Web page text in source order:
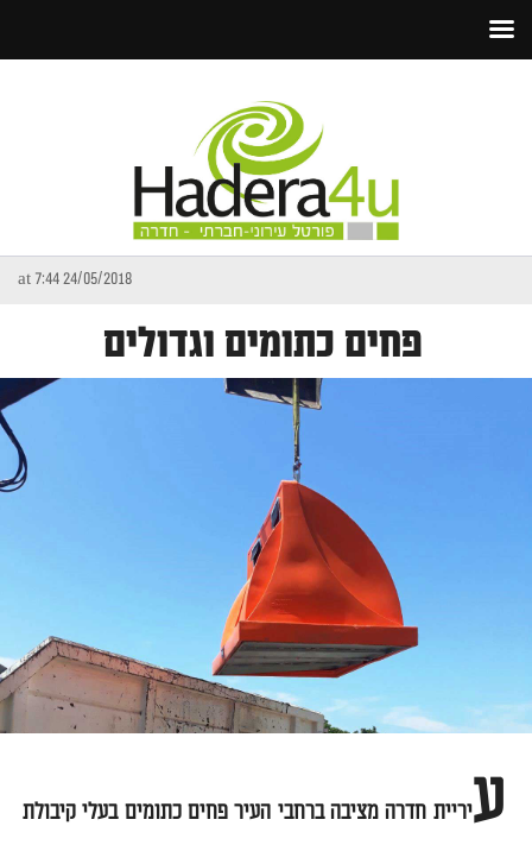
24/05/2018 at 7:44
פחים כתומים וגדולים
עיריית חדרה מציבה ברחבי העיר פחים כתומים בעלי קיבולת